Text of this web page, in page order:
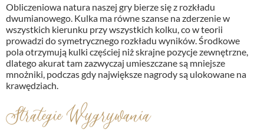
Obliczeniowa natura naszej gry bierze się z rozkładu
dwumianowego. Kulka ma równe szanse na zderzenie w
wszystkich kierunku przy wszystkich kolku, co w teorii
prowadzi do symetrycznego rozkładu wyników. Środkowe
pola otrzymują kulki częściej niż skrajne pozycje zewnętrzne,
dlatego akurat tam zazwyczaj umieszczane są mniejsze
mnożniki, podczas gdy największe nagrody są ulokowane na
krawędziach.
Strategie Wygrywania